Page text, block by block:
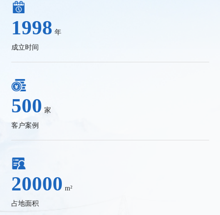
1998 年
成立时间
500 家
客户案例
20000 m²
占地面积